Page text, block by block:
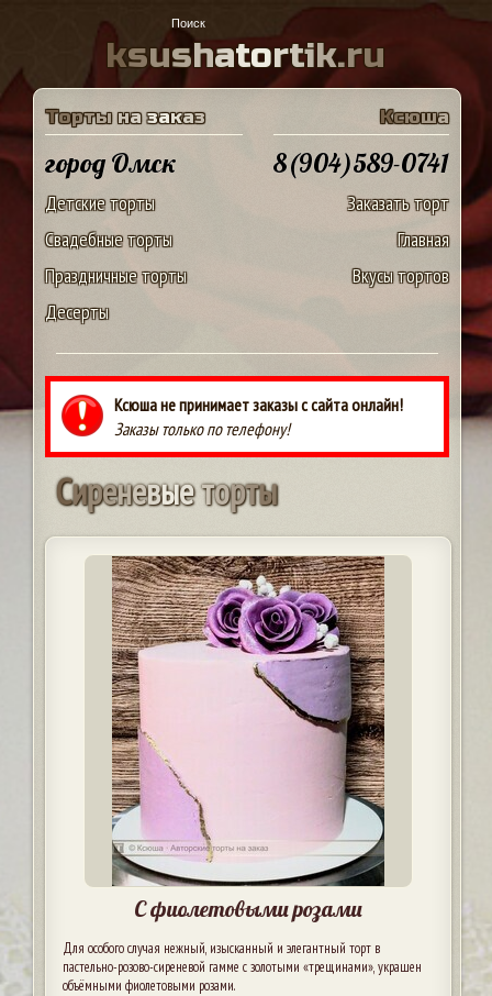
ksushatortik.ru
Торты на заказ
город Омск
Детские торты
Свадебные торты
Праздничные торты
Десерты
Ксюша
8(904)589-0741
Заказать торт
Главная
Вкусы тортов
Ксюша не принимает заказы с сайта онлайн!
Заказы только по телефону!
Сиреневыеторты
С фиолетовыми розами
Для особого случая нежный, изысканный и элегантный торт в
пастельно-розово-сиреневой гамме с золотыми «трещинами», украшен
объёмными фиолетовыми розами.